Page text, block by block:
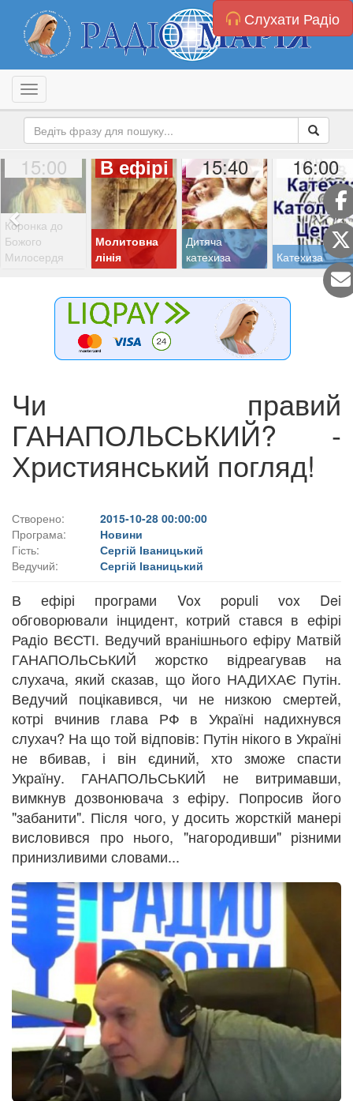
Слухати Радіо
Toggle navigation
15:00
Коронка до
Божого
Милосердя
В ефірі
Молитовна
лінія
15:40
Дитяча
катехиза
16:00
Катехиза
Чи правий
ГАНАПОЛЬСЬКИЙ? -
Християнський погляд!
Створено:
2015-10-28 00:00:00
Програма:
Новини
Гість:
Сергій Іваницький
Ведучий:
Сергій Іваницький
В ефірі програми Vox populi vox Dei
обговорювали інцидент, котрий стався в ефірі
Радіо ВЄСТІ. Ведучий вранішнього ефіру Матвій
ГАНАПОЛЬСЬКИЙ жорстко відреагував на
слухача, який сказав, що його НАДИХАЄ Путін.
Ведучий поцікавився, чи не низкою смертей,
котрі вчинив глава РФ в Україні надихнувся
слухач? На що той відповів: Путін нікого в Україні
не вбивав, і він єдиний, хто зможе спасти
Україну. ГАНАПОЛЬСЬКИЙ не витримавши,
вимкнув дозвонювача з ефіру. Попросив його
"забанити". Після чого, у досить жорсткій манері
висловився про нього, "нагородивши" різними
принизливими словами...